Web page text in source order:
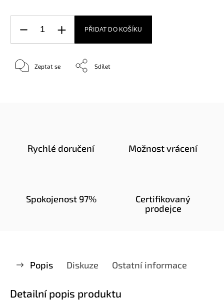
PŘIDAT DO KOŠÍKU
Zeptat se Sdílet
Rychlé doručení Možnost vrácení
Spokojenost 97%
Certifikovaný
prodejce
Popis Diskuze Ostatní informace
Detailní popis produktu